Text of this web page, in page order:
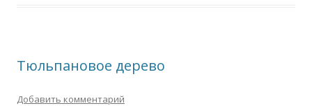
Тюльпановое дерево
Добавить комментарий